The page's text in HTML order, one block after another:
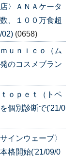
〉ＡＮＡケータ
、１００万食超
02) (0658)
ｕｎｉｃｏ（ム
のコスメブラン
ｏｐｅｔ（トペ
個別診断で('21/0
インウェーブ〉
格開始('21/09/0